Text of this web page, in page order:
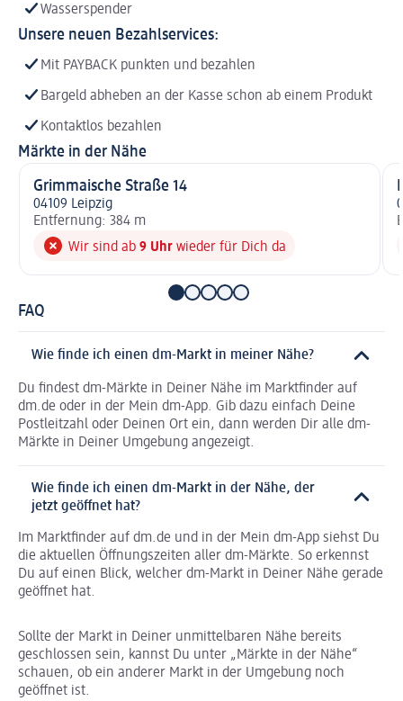
Wasserspender
Unsere neuen Bezahlservices:
Mit PAYBACK punkten und bezahlen
Bargeld abheben an der Kasse schon ab einem Produkt
Kontaktlos bezahlen
Märkte in der Nähe
Grimmaische Straße 14
04109 Leipzig
Entfernung: 384 m
Wir sind ab 9 Uhr wieder für Dich da
FAQ
Wie finde ich einen dm-Markt in meiner Nähe?
Du findest dm-Märkte in Deiner Nähe im Marktfinder auf
dm.de oder in der Mein dm-App. Gib dazu einfach Deine
Postleitzahl oder Deinen Ort ein, dann werden Dir alle dm-
Märkte in Deiner Umgebung angezeigt.
Wie finde ich einen dm-Markt in der Nähe, der
jetzt geöffnet hat?
Im Marktfinder auf dm.de und in der Mein dm-App siehst Du
die aktuellen Öffnungszeiten aller dm-Märkte. So erkennst
Du auf einen Blick, welcher dm-Markt in Deiner Nähe gerade
geöffnet hat.
Sollte der Markt in Deiner unmittelbaren Nähe bereits
geschlossen sein, kannst Du unter „Märkte in der Nähe“
schauen, ob ein anderer Markt in der Umgebung noch
geöffnet ist.